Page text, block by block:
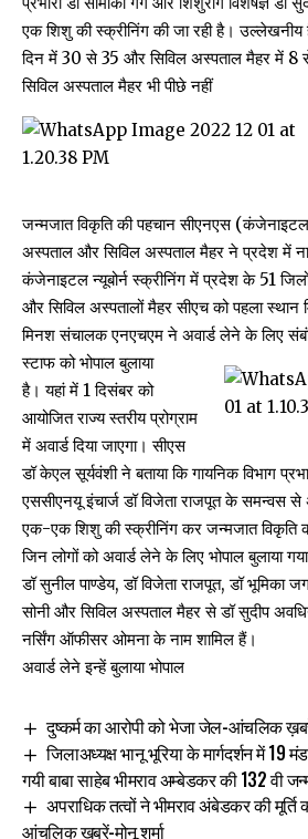
एक शिशु की स्क्रीनिंग की जा रही है।
दिन में 30 से 35 और सिविल अस्पताल मैहर में 8
सिविल अस्पताल मैहर भी पीछे नहीं
जन्मजात विकृति की पहचान सीएनएस
अस्पताल और सिविल अस्पताल मैहर ने प्रदेश में
कंजेनाइटल न्यूबोर्न स्क्रीनिंग में प्रदेश के 51
और सिविल अस्पतालों मैहर सीएच को पहला स्थान
मिनश संचालक एनएचएम ने अवार्ड लेने के लिए
स्टाफ को भोपाल बुलाया
है। यहां में 1 दिसंबर को
आयोजित राज्य स्तरीय प्रोग्राम
में अवार्ड दिया जाएगा। सीएस
डॉ केएल सूर्यवंशी ने बताया कि गायनिक विभाग
एससीएनयू इंचार्ज डॉ विजेता राजपूत के समन्वस से
एक-एक शिशु की स्क्रीनिंग कर जन्मजात विकृति
जिन लोगों को अवार्ड लेने के लिए भोपाल बुलाया
डॉ सुनील पाण्डेय, डॉ विजेता राजपूत, डॉ भूमिका
सोनी और सिविल अस्पताल मैहर से डॉ सुदीप
नर्सिंग ऑफीसर ओमना के नाम शामिल हैं।
अवार्ड लेने इन्हें बुलाया भोपाल
दुष्कर्म का आरोपी को भेजा जेल-आंचलिक
जिलाअध्यक्ष भानू भूरिया के मार्गदर्शन में 19
गयी बाबा साहेब भीमराव अम्बेडकर की 132 वी
अपराधिक तत्वों ने भीमराव अंबेडकर की मूर्ति
आंचलिक ख़बरें-मोनू शर्मा